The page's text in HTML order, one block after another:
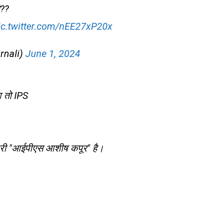
nEE27xP20x
June 1, 2024
तो IPS
"आईपीएस आशीष कपूर" है।